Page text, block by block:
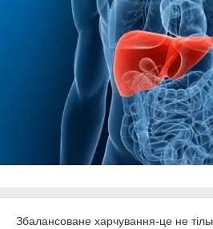
Збалансоване харчування-це не